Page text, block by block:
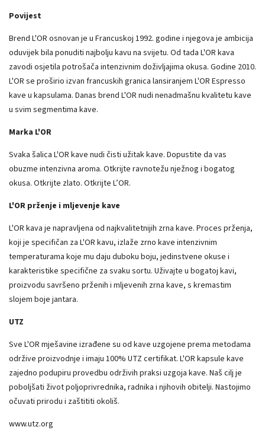
Povijest
Brend L'OR osnovan je u Francuskoj 1992. godine i njegova je ambicija
oduvijek bila ponuditi najbolju kavu na svijetu. Od tada L'OR kava
zavodi osjetila potrošača intenzivnim doživljajima okusa. Godine 2010.
L'OR se proširio izvan francuskih granica lansiranjem L'OR Espresso
kave u kapsulama. Danas brend L'OR nudi nenadmašnu kvalitetu kave
u svim segmentima kave.
Marka L'OR
Svaka šalica L'OR kave nudi čisti užitak kave. Dopustite da vas
obuzme intenzivna aroma. Otkrijte ravnotežu nježnog i bogatog
okusa. Otkrijte zlato. Otkrijte L’OR.
L'OR prženje i mljevenje kave
L'OR kava je napravljena od najkvalitetnijih zrna kave. Proces prženja,
koji je specifičan za L'OR kavu, izlaže zrno kave intenzivnim
temperaturama koje mu daju duboku boju, jedinstvene okuse i
karakteristike specifične za svaku sortu. Uživajte u bogatoj kavi,
proizvodu savršeno prženih i mljevenih zrna kave, s kremastim
slojem boje jantara.
UTZ
Sve L'OR mješavine izrađene su od kave uzgojene prema metodama
održive proizvodnje i imaju 100% UTZ certifikat. L'OR kapsule kave
zajedno podupiru provedbu održivih praksi uzgoja kave. Naš cilj je
poboljšati život poljoprivrednika, radnika i njihovih obitelji. Nastojimo
očuvati prirodu i zaštititi okoliš.
www.utz.org